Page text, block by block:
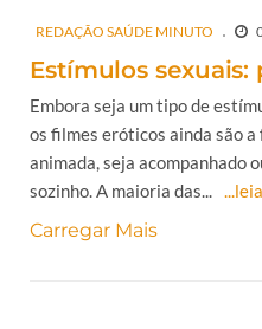
REDAÇÃO SAÚDE MINUTO
Estímulos sexuais:
Embora seja um tipo de
os filmes eróticos ainda são
animada, seja acompanhado
sozinho. A maioria das...
Carregar Mais